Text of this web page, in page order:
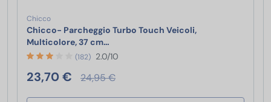
Chicco
Chicco- Parcheggio Turbo Touch Veicoli,
Multicolore, 37 cm…
(182) 2.0/10
23,70 € 24,95 €